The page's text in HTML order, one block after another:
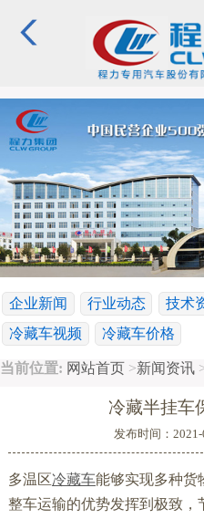
企业新闻 行业动态 技术
冷藏车视频
冷藏车价格
当前位置: 网站首页 >新闻资讯
冷藏半挂车
发布时间：
多温区冷藏车能够实现多种货
整车运输的优势发挥到极致